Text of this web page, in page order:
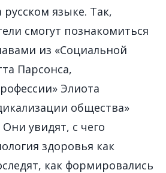
языке. Так,
смогут познакомиться
из «Социальной
Парсонса,
Элиота
общества»
увидят, с чего
здоровья как
как формировались